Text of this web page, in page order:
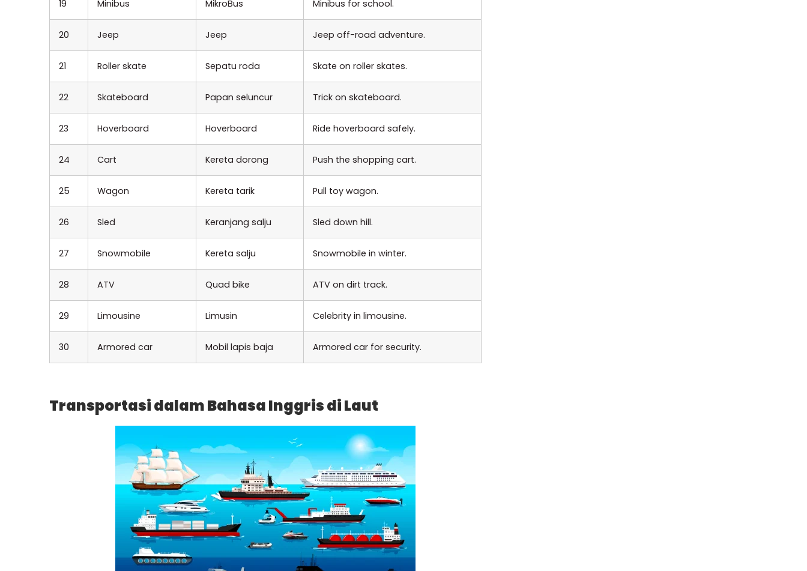
19 Minibus MikroBus Minibus for school.
20 Jeep Jeep Jeep off-road adventure.
21 Roller skate Sepatu roda Skate on roller skates.
22 Skateboard Papan seluncur Trick on skateboard.
23 Hoverboard Hoverboard Ride hoverboard safely.
24 Cart Kereta dorong Push the shopping cart.
25 Wagon Kereta tarik Pull toy wagon.
26 Sled Keranjang salju Sled down hill.
27 Snowmobile Kereta salju Snowmobile in winter.
28 ATV Quad bike ATV on dirt track.
29 Limousine Limusin Celebrity in limousine.
30 Armored car Mobil lapis baja Armored car for security.
Transportasi dalam Bahasa Inggris di Laut